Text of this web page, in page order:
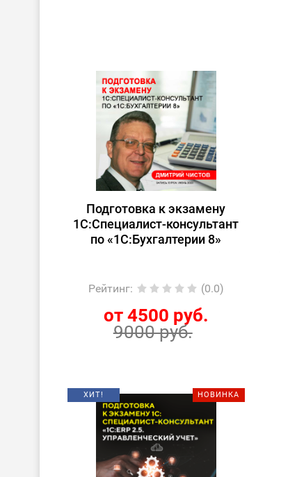
Подготовка к экзамену
1С:Специалист-консультант
по «1С:Бухгалтерии 8»
Рейтинг: (0.0)
от 4500 руб.
9000 руб.
НОВИНКА
ХИТ!